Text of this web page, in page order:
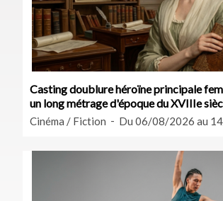
Casting doublure héroïne principale
un long métrage d'époque du XVIIIe
Cinéma / Fiction Du 06/08/2026 au